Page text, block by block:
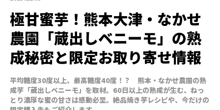
極甘蜜芋！熊本大津・なかせ
農園「蔵出しベニーモ」の熟
成秘密と限定お取り寄せ情報
平均糖度30度以上、最高糖度40度！？ 熊本・なかせ農園の熟
成芋「蔵出しベニーモ」を取材。60日以上の熟成が生む、ねっ
とり濃厚な蜜の甘さは感動必至。絶品焼き芋レシピや、今だけの